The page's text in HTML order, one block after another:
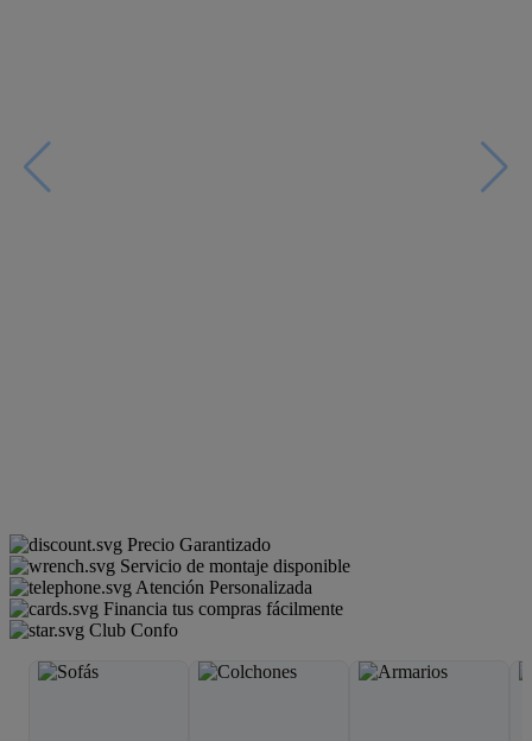
Precio Garantizado
Servicio de montaje disponible
Atención Personalizada
Financia tus compras fácilmente
Club Confo